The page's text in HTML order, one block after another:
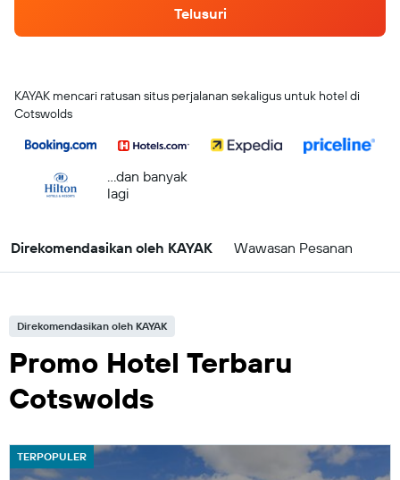
Telusuri
KAYAK mencari ratusan situs perjalanan sekaligus untuk hotel di
Cotswolds
...dan banyak
lagi
Direkomendasikan oleh KAYAK Wawasan Pesanan
Direkomendasikan oleh KAYAK
Promo Hotel Terbaru
Cotswolds
TERPOPULER